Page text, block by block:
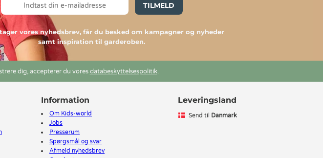
TILMELD
vores nyhedsbrev, får du besked om kampagner og nyheder
samt inspiration til garderoben.
dig, accepterer du voresdatabeskyttelsespolitik.
Information
Om Kids-world
Jobs
Presserum
Spørgsmål og svar
Afmeld nyhedsbrev
Leveringsland
Send til Danmark